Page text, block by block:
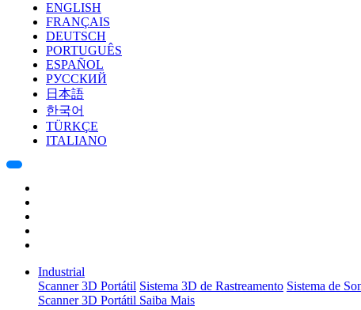
ENGLISH
FRANÇAIS
DEUTSCH
PORTUGUÊS
ESPAÑOL
РУССКИЙ
日本語
한국어
TÜRKÇE
ITALIANO
Industrial
Scanner 3D Portátil Sistema 3D de Rastreamento Sistema de
Scanner 3D Portátil Saiba Mais